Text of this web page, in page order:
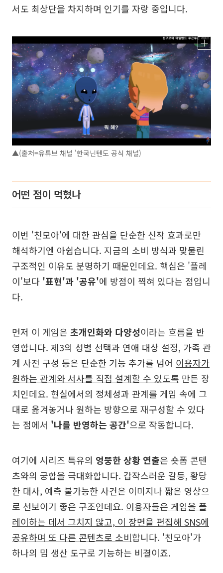
서도 최상단을 차지하며 인기를 자랑 중입니다.
▲(출처=유튜브 채널 '한국닌텐도 공식 채널)
어떤 점이 먹혔나
이번 '친모아'에 대한 관심을 단순한 신작 효과로만
해석하기엔 아쉽습니다. 지금의 소비 방식과 맞물린
구조적인 이유도 분명하기 때문인데요. 핵심은 '플레
이'보다 '표현'과 '공유'에 방점이 찍혀 있다는 점입니
다.
먼저 이 게임은 초개인화와 다양성이라는 흐름을 반
영합니다. 제3의 성별 선택과 연애 대상 설정, 가족 관
계 사전 구성 등은 단순한 기능 추가를 넘어 이용자가
원하는 관계와 서사를 직접 설계할 수 있도록 만든 장
치인데요. 현실에서의 정체성과 관계를 게임 속에 그
대로 옮겨놓거나 원하는 방향으로 재구성할 수 있다
는 점에서 '나를 반영하는 공간'으로 작동합니다.
여기에 시리즈 특유의 엉뚱한 상황 연출은 숏폼 콘텐
츠와의 궁합을 극대화합니다. 갑작스러운 갈등, 황당
한 대사, 예측 불가능한 사건은 이미지나 짧은 영상으
로 선보이기 좋은 구조인데요. 이용자들은 게임을 플
레이하는 데서 그치지 않고, 이 장면을 편집해 SNS에
공유하며 또 다른 콘텐츠로 소비합니다. '친모아'가
하나의 밈 생산 도구로 기능하는 비결이죠.